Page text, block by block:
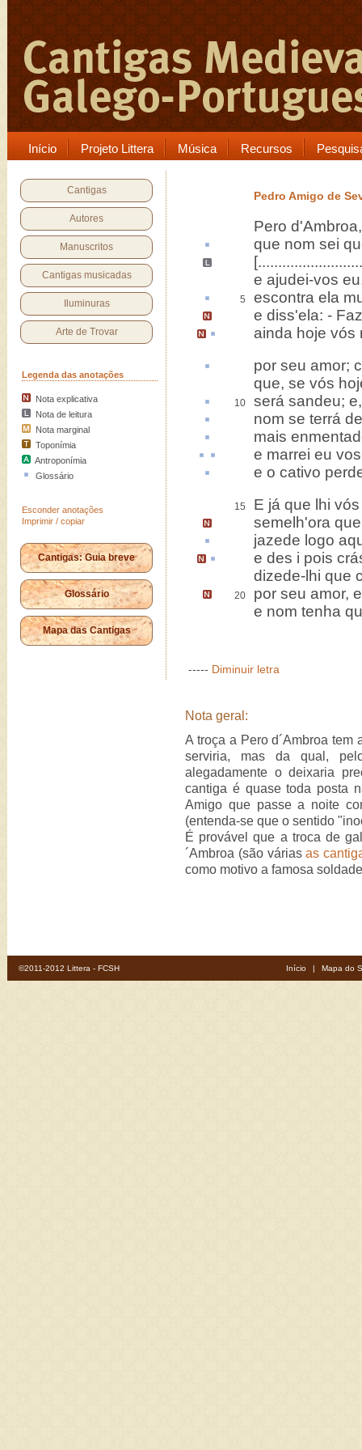
Início Projeto Littera Música Recursos
Cantigas
Autores
Manuscritos
Cantigas musicadas
Iluminuras
Arte de Trovar
Legenda das anotações
Nota explicativa
Nota de leitura
Nota marginal
Toponímia
Antroponímia
Glossário
Esconder anotações
Imprimir / copiar
Cantigas: Guia breve
Glossário
Mapa das Cantigas
Pedro Amigo de
Pero
que nom sei
[
e ajudei-vos
5 escontra ela
e diss'ela: -
ainda hoje vós
por seu amor;
que, se vós
10 será sandeu;
nom se terrá
mais
e marrei eu
e o cativo
15
E já que lhi
semelh'ora
jazede logo
e des i pois
dizede-lhi que
20
por seu amor,
e nom tenha
----- Diminuir letra
Nota geral:
A troça a Pero d´Ambroa
serviria, mas da qual,
alegadamente o deixaria
cantiga é quase toda posta
Amigo que passe a noite
(entenda-se que o sentido
É provável que a troca de
´Ambroa (são váriasas
como motivo a famosa
©2011-2012 Littera - FCSH Início | Mapa do